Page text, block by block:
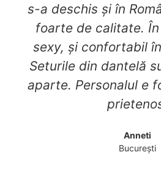
s-a deschis și în
foarte de calitate.
sexy, și confortabil
Seturile din dantelă
aparte. Personalul e
Anneti
București